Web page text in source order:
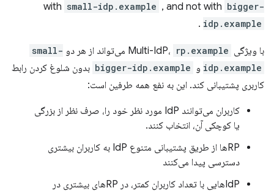
with small-idp.example , and not with bigger-
idp.example
.
با ویژگی Multi-IdP، rp.example می‌تواند از هر دو small-
idp.example و bigger-idp.example بدون شلوغ کردن رابط
کاربری پشتیبانی کند. این به نفع همه طرفین است:
کاربران می‌توانند IdP مورد نظر خود را، صرف نظر از بزرگی
یا کوچکی آن، انتخاب کنند.
RPها از طریق پشتیبانی متنوع IdP به کاربران بیشتری
دسترسی پیدا می‌کنند
IdPهایی با تعداد کاربران کمتر، در RPهای بیشتری در